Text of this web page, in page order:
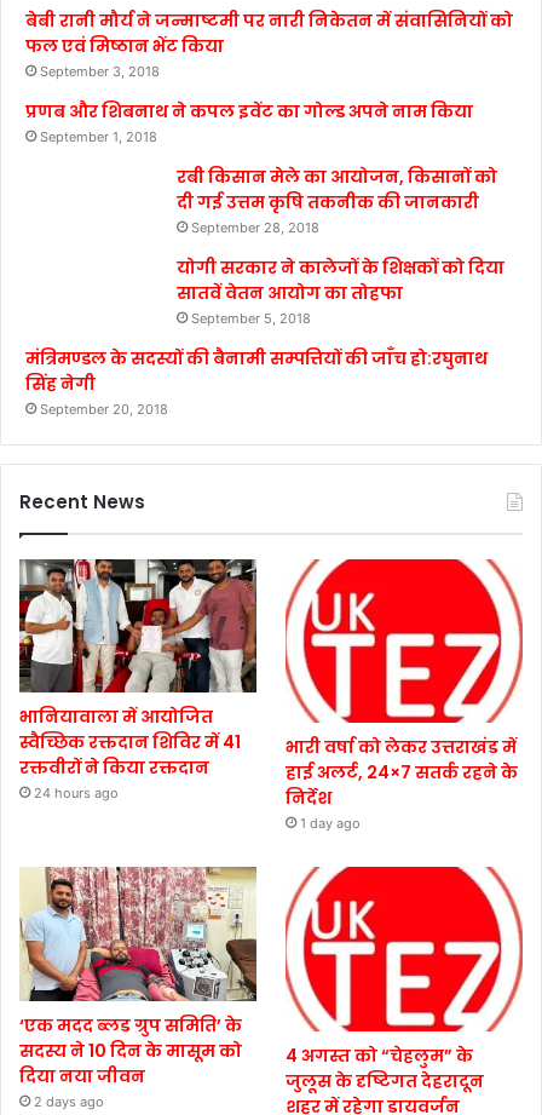
बेबी रानी मौर्य ने जन्माष्टमी पर नारी निकेतन में संवासिनियों को
फल एवं मिष्ठान भेंट किया
September 3, 2018
प्रणब और शिबनाथ ने कपल इवेंट का गोल्ड अपने नाम किया
September 1, 2018
रबी किसान मेले का आयोजन, किसानों को
दी गई उत्तम कृषि तकनीक की जानकारी
September 28, 2018
योगी सरकार ने कालेजों के शिक्षकों को दिया
सातवें वेतन आयोग का तोहफा
September 5, 2018
मंत्रिमण्डल के सदस्यों की बैनामी सम्पत्तियों की जाँच हो:रघुनाथ
सिंह नेगी
September 20, 2018
Recent News
भानियावाला में आयोजित
स्वैच्छिक रक्तदान शिविर में 41
रक्तवीरों ने किया रक्तदान
24 hours ago
भारी वर्षा को लेकर उत्तराखंड में
हाई अलर्ट, 24×7 सतर्क रहने के
निर्देश
1 day ago
‘एक मदद ब्लड ग्रुप समिति’ के
सदस्य ने 10 दिन के मासूम को
दिया नया जीवन
2 days ago
4 अगस्त को “चेहलुम” के
जुलूस के दृष्टिगत देहरादून
शहर में रहेगा डायवर्जन